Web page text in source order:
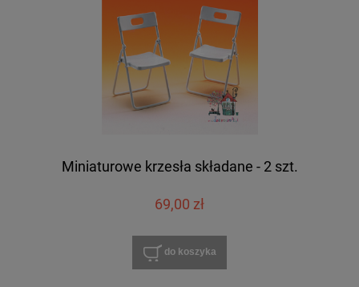
Miniaturowe krzesła składane - 2 szt.
69,00 zł
do koszyka